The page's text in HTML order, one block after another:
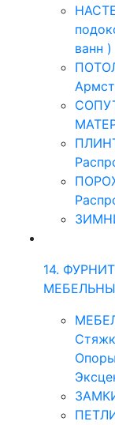
ванн )
14.